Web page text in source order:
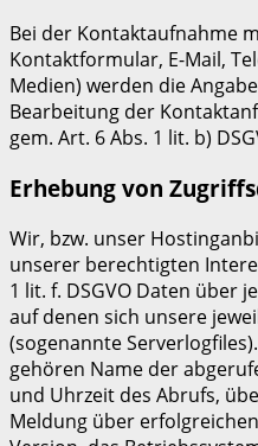
Bei der Kontaktaufnahme
Kontaktformular, E-Mail,
Medien) werden die
Bearbeitung der
gem. Art. 6 Abs. 1 lit. b)
Erhebung von
Wir, bzw. unser
unserer berechtigten
1 lit. f. DSGVO Daten über
auf denen sich unsere
(sogenannte
gehören Name der
und Uhrzeit des Abrufs,
Meldung über